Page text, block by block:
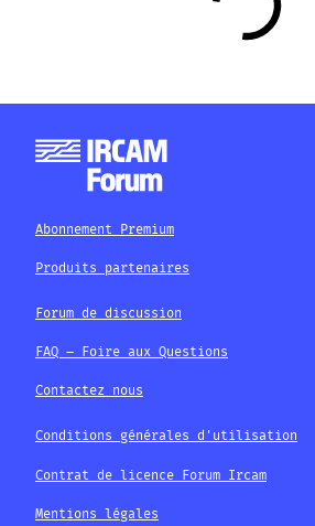
Abonnement Premium
Produits partenaires
Forum de discussion
FAQ – Foire aux Questions
Contactez nous
Conditions générales d'utilisation
Contrat de licence Forum Ircam
Mentions légales